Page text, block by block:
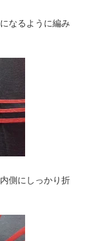
なるように編み
側にしっかり折